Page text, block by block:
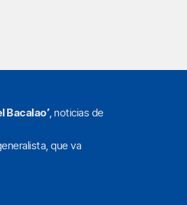
Bacalao’, noticias de
que va